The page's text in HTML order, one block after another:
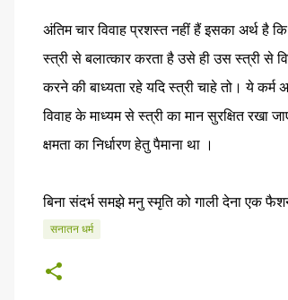
अंतिम चार विवाह प्रशस्त नहीं हैं इसका अर्थ है
स्त्री से बलात्कार करता है उसे ही उस स्त्री से
करने की बाध्यता रहे यदि स्त्री चाहे तो। ये कर्म
विवाह के माध्यम से स्त्री का मान सुरक्षित
क्षमता का निर्धारण हेतु पैमाना था ।
बिना संदर्भ समझे मनु स्मृति को गाली देना एक
सनातन धर्म